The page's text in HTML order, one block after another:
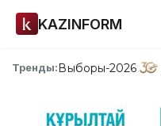
KAZINFORM
Тренды:Выборы-2026